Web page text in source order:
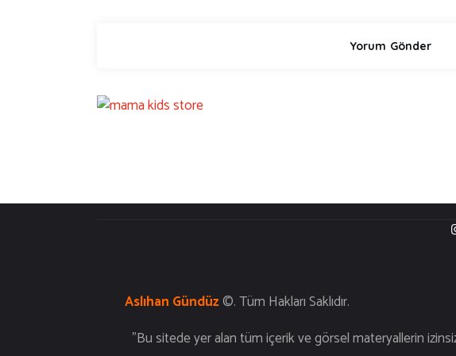
Aslıhan Gündüz©. Tüm
"Bu sitede yer alan tüm içerik ve görsel materyallerin izinsiz